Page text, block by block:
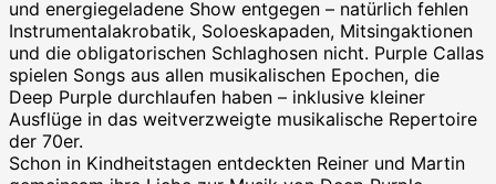
und energiegeladene Show entgegen – natürlich fehlen
Instrumentalakrobatik, Soloeskapaden, Mitsingaktionen
und die obligatorischen Schlaghosen nicht. Purple Callas
spielen Songs aus allen musikalischen Epochen, die
Deep Purple durchlaufen haben – inklusive kleiner
Ausflüge in das weitverzweigte musikalische Repertoire
der 70er.
Schon in Kindheitstagen entdeckten Reiner und Martin